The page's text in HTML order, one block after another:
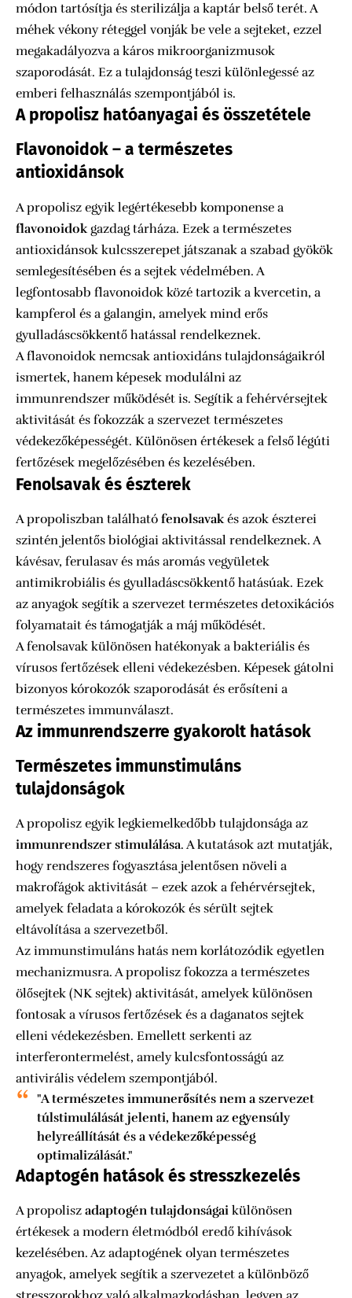
módon tartósítja és sterilizálja a kaptár belső terét. A
méhek vékony réteggel vonják be vele a sejteket, ezzel
megakadályozva a káros mikroorganizmusok
szaporodását. Ez a tulajdonság teszi különlegessé az
emberi felhasználás szempontjából is.
A propolisz hatóanyagai és összetétele
Flavonoidok – a természetes
antioxidánsok
A propolisz egyik legértékesebb komponense a
flavonoidokgazdag tárháza. Ezek a természetes
antioxidánsok kulcsszerepet játszanak a szabad gyökök
semlegesítésében és a sejtek védelmében. A
legfontosabb flavonoidok közé tartozik a kvercetin, a
kampferol és a galangin, amelyek mind erős
gyulladáscsökkentő hatással rendelkeznek.
A flavonoidok nemcsak antioxidáns tulajdonságaikról
ismertek, hanem képesek modulálni az
immunrendszer működését is. Segítik a fehérvérsejtek
aktivitását és fokozzák a szervezet természetes
védekezőképességét. Különösen értékesek a felső légúti
fertőzések megelőzésében és kezelésében.
Fenolsavak és észterek
A propoliszban található fenolsavakés azok észterei
szintén jelentős biológiai aktivitással rendelkeznek. A
kávésav, ferulasav és más aromás vegyületek
antimikrobiális és gyulladáscsökkentő hatásúak. Ezek
az anyagok segítik a szervezet természetes detoxikációs
folyamatait és támogatják a máj működését.
A fenolsavak különösen hatékonyak a bakteriális és
vírusos fertőzések elleni védekezésben. Képesek gátolni
bizonyos kórokozók szaporodását és erősíteni a
természetes immunválaszt.
Az immunrendszerre gyakorolt hatások
Természetes immunstimuláns
tulajdonságok
A propolisz egyik legkiemelkedőbb tulajdonsága az
immunrendszer stimulálása. A kutatások azt mutatják,
hogy rendszeres fogyasztása jelentősen növeli a
makrofágok aktivitását – ezek azok a fehérvérsejtek,
amelyek feladata a kórokozók és sérült sejtek
eltávolítása a szervezetből.
Az immunstimuláns hatás nem korlátozódik egyetlen
mechanizmusra. A propolisz fokozza a természetes
ölősejtek (NK sejtek) aktivitását, amelyek különösen
fontosak a vírusos fertőzések és a daganatos sejtek
elleni védekezésben. Emellett serkenti az
interferontermelést, amely kulcsfontosságú az
antivirális védelem szempontjából.
"A természetes immunerősítés nem a szervezet
túlstimulálását jelenti, hanem az egyensúly
helyreállítását és a védekezőképesség
optimalizálását."
Adaptogén hatások és stresszkezelés
A propolisz adaptogén tulajdonságai különösen
értékesek a modern életmódból eredő kihívások
kezelésében. Az adaptogének olyan természetes
anyagok, amelyek segítik a szervezetet a különböző